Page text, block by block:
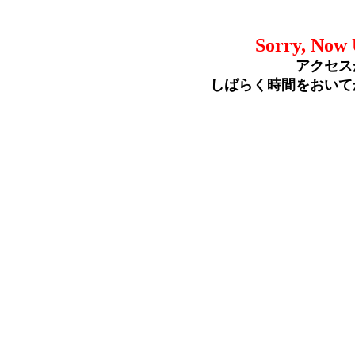
Sorry, Now
アクセ
しばらく時間をおい